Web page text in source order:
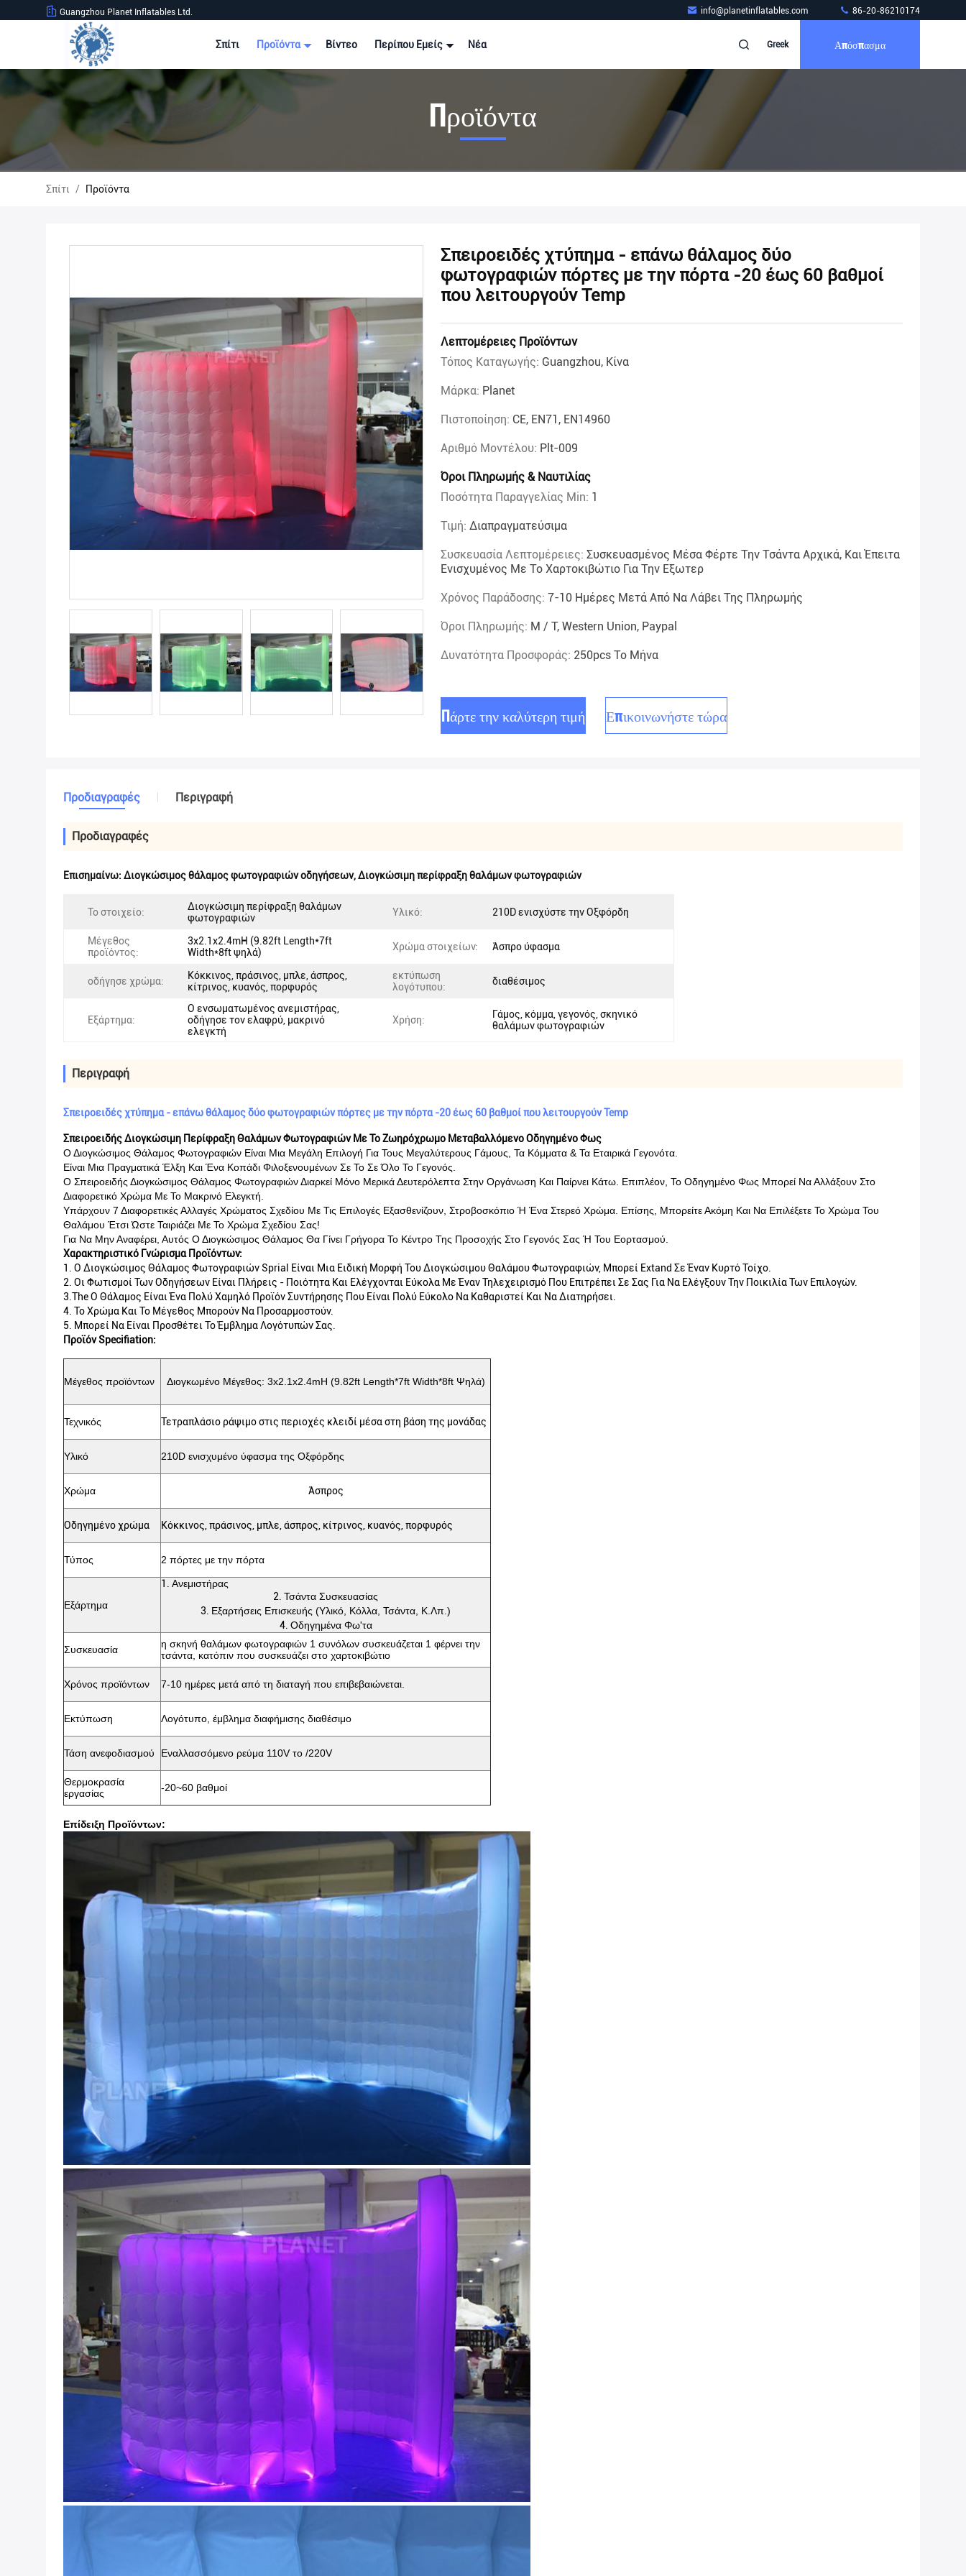
Guangzhou Planet Inflatables Ltd. info@planetinflatables.com 86-20-86210174
Σπίτι Προϊόντα Βίντεο Περίπου Εμείς Νέα Greek Απόσπασμα
Προϊόντα
Σπίτι / Προϊόντα
Σπειροειδές χτύπημα - επάνω θάλαμος δύο
φωτογραφιών πόρτες με την πόρτα -20 έως 60 βαθμοί
που λειτουργούν Temp
Λεπτομέρειες Προϊόντων
Τόπος Καταγωγής: Guangzhou, Κίνα
Μάρκα: Planet
Πιστοποίηση: CE, EN71, EN14960
Αριθμό Μοντέλου: Plt-009
Όροι Πληρωμής & Ναυτιλίας
Ποσότητα Παραγγελίας Min: 1
Τιμή: Διαπραγματεύσιμα
Συσκευασία Λεπτομέρειες: Συσκευασμένος Μέσα Φέρτε Την Τσάντα Αρχικά, Και Έπειτα
Ενισχυμένος Με Το Χαρτοκιβώτιο Για Την Εξωτερ
Χρόνος Παράδοσης: 7-10 Ημέρες Μετά Από Να Λάβει Της Πληρωμής
Όροι Πληρωμής: Μ / Τ, Western Union, Paypal
Δυνατότητα Προσφοράς: 250pcs Το Μήνα
Πάρτε την καλύτερη τιμή Επικοινωνήστε τώρα
Προδιαγραφές Περιγραφή
Προδιαγραφές
Επισημαίνω: Διογκώσιμος θάλαμος φωτογραφιών οδηγήσεων,Διογκώσιμη περίφραξη θαλάμων φωτογραφιών
Το στοιχείο:
Διογκώσιμη περίφραξη θαλάμων
φωτογραφιών
Υλικό: 210D ενισχύστε την Οξφόρδη
Μέγεθος
προϊόντος:
3x2.1x2.4mH (9.82ft Length*7ft
Width*8ft ψηλά)
Χρώμα στοιχείων: Άσπρο ύφασμα
οδήγησε χρώμα:
Κόκκινος, πράσινος, μπλε, άσπρος,
κίτρινος, κυανός, πορφυρός
εκτύπωση
λογότυπου:
διαθέσιμος
Εξάρτημα:
Ο ενσωματωμένος ανεμιστήρας,
οδήγησε τον ελαφρύ, μακρινό
ελεγκτή
Χρήση:
Γάμος, κόμμα, γεγονός, σκηνικό
θαλάμων φωτογραφιών
Περιγραφή
Σπειροειδές χτύπημα - επάνω θάλαμος δύο φωτογραφιών πόρτες με την πόρτα -20 έως 60 βαθμοί που λειτουργούν Temp
Σπειροειδής Διογκώσιμη Περίφραξη Θαλάμων Φωτογραφιών Με Το Ζωηρόχρωμο Μεταβαλλόμενο Οδηγημένο Φως
Ο Διογκώσιμος Θάλαμος Φωτογραφιών Είναι Μια Μεγάλη Επιλογή Για Τους Μεγαλύτερους Γάμους, Τα Κόμματα & Τα Εταιρικά Γεγονότα.
Είναι Μια Πραγματικά Έλξη Και Ένα Κοπάδι Φιλοξενουμένων Σε Το Σε Όλο Το Γεγονός.
Ο Σπειροειδής Διογκώσιμος Θάλαμος Φωτογραφιών Διαρκεί Μόνο Μερικά Δευτερόλεπτα Στην Οργάνωση Και Παίρνει Κάτω. Επιπλέον, Το Οδηγημένο Φως Μπορεί Να Αλλάξουν Στο
Διαφορετικό Χρώμα Με Το Μακρινό Ελεγκτή.
Υπάρχουν 7 Διαφορετικές Αλλαγές Χρώματος Σχεδίου Με Τις Επιλογές Εξασθενίζουν, Στροβοσκόπιο Ή Ένα Στερεό Χρώμα. Επίσης, Μπορείτε Ακόμη Και Να Επιλέξετε Το Χρώμα Του
Θαλάμου Έτσι Ώστε Ταιριάζει Με Το Χρώμα Σχεδίου Σας!
Για Να Μην Αναφέρει, Αυτός Ο Διογκώσιμος Θάλαμος Θα Γίνει Γρήγορα Το Κέντρο Της Προσοχής Στο Γεγονός Σας Ή Του Εορτασμού.
Χαρακτηριστικό Γνώρισμα Προϊόντων:
1. Ο Διογκώσιμος Θάλαμος Φωτογραφιών Sprial Είναι Μια Ειδική Μορφή Του Διογκώσιμου Θαλάμου Φωτογραφιών, Μπορεί Extand Σε Έναν Κυρτό Τοίχο.
2. Οι Φωτισμοί Των Οδηγήσεων Είναι Πλήρεις - Ποιότητα Και Ελέγχονται Εύκολα Με Έναν Τηλεχειρισμό Που Επιτρέπει Σε Σας Για Να Ελέγξουν Την Ποικιλία Των Επιλογών.
3.The Ο Θάλαμος Είναι Ένα Πολύ Χαμηλό Προϊόν Συντήρησης Που Είναι Πολύ Εύκολο Να Καθαριστεί Και Να Διατηρήσει.
4. Το Χρώμα Και Το Μέγεθος Μπορούν Να Προσαρμοστούν.
5. Μπορεί Να Είναι Προσθέτει Το Έμβλημα Λογότυπών Σας.
Προϊόν Specifiation:
Μέγεθος προϊόντων Διογκωμένο Μέγεθος: 3x2.1x2.4mH (9.82ft Length*7ft Width*8ft Ψηλά)
Τεχνικός Τετραπλάσιο ράψιμο στις περιοχές κλειδί μέσα στη βάση της μονάδας
Υλικό 210D ενισχυμένο ύφασμα της Οξφόρδης
Χρώμα Άσπρος
Οδηγημένο χρώμα Κόκκινος, πράσινος, μπλε, άσπρος, κίτρινος, κυανός, πορφυρός
Τύπος 2 πόρτες με την πόρτα
Εξάρτημα
1. Ανεμιστήρας
2. Τσάντα Συσκευασίας
3. Εξαρτήσεις Επισκευής (υλικό, Κόλλα, Τσάντα, Κ.λπ.)
4. Οδηγημένα Φω'τα
Συσκευασία
η σκηνή θαλάμων φωτογραφιών 1 συνόλων συσκευάζεται 1 φέρνει την
τσάντα, κατόπιν που συσκευάζει στο χαρτοκιβώτιο
Χρόνος προϊόντων 7-10 ημέρες μετά από τη διαταγή που επιβεβαιώνεται.
Εκτύπωση Λογότυπο, έμβλημα διαφήμισης διαθέσιμο
Τάση ανεφοδιασμού Εναλλασσόμενο ρεύμα 110V το /220V
Θερμοκρασία
εργασίας
-20~60 βαθμοί
Επίδειξη Προϊόντων: